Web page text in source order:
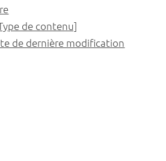
de contenu]
de dernière modification